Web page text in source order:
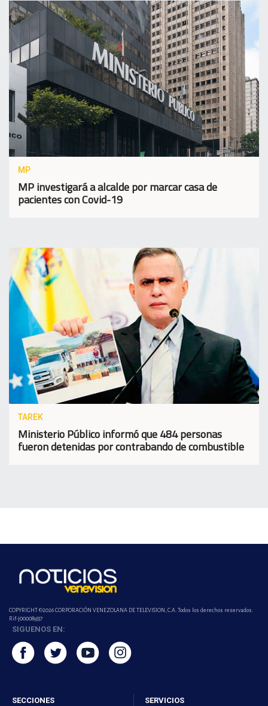
MP
MP investigará a alcalde por marcar casa de
pacientes con Covid-19
TAREK
Ministerio Público informó que 484 personas
fueron detenidas por contrabando de combustible
COPYRIGHT ©2026 CORPORACIÓN VENEZOLANA DE TELEVISION, C.A. Todos los derechos reservados.
Rif-j000089337
SIGUENOS EN:
SECCIONES SERVICIOS